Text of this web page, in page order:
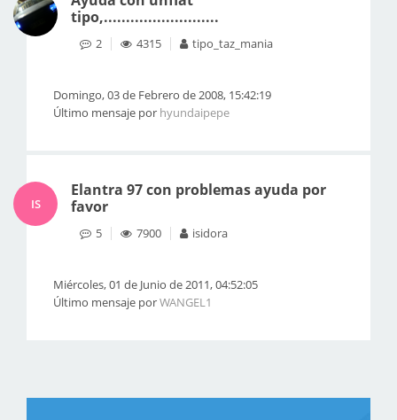
tipo,..........................
2 4315 tipo_taz_mania
Domingo, 03 de Febrero de 2008, 15:42:19
Último mensaje por hyundaipepe
IS
Elantra 97 con problemas ayuda por
favor
5 7900 isidora
Miércoles, 01 de Junio de 2011, 04:52:05
Último mensaje porWANGEL1